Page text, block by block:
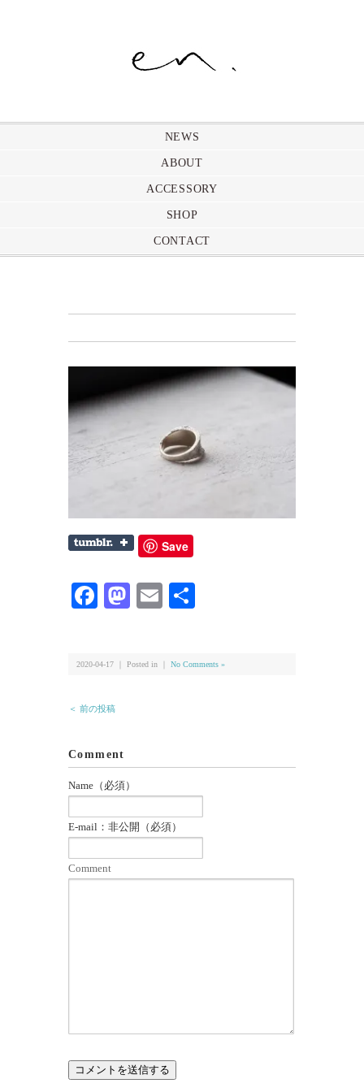
NEWS
ABOUT
ACCESSORY
SHOP
CONTACT
Save
Facebook
Mastodon
Email
2020-04-17 ｜ Posted in ｜ No Comments »
＜ 前の投稿
Comment
Name（必須）
E-mail：非公開（必須）
Comment